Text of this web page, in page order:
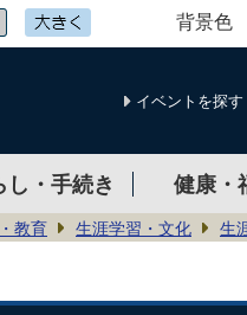
背景色
イベントを探す
し・手続き 健康・
教育 生涯学習・文化 生